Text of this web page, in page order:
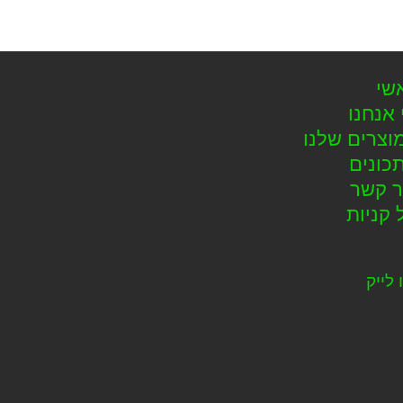
אנחנו
שלנו
קשר
קניות
לייק